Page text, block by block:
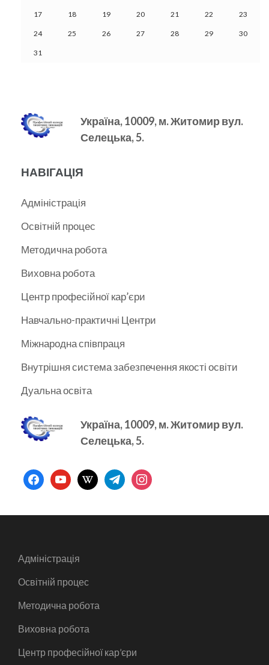
17 18 19 20 21 22 23
24 25 26 27 28 29 30
31
Україна, 10009, м.Житомир вул.
Селецька, 5.
НАВІГАЦІЯ
Адміністрація
Освітній процес
Методична робота
Виховна робота
Центр професійної кар’єри
Навчально-практичні Центри
Міжнародна співпраця
Внутрішня система забезпечення якості освіти
Дуальна освіта
Україна, 10009, м.Житомир вул.
Селецька, 5.
facebookyoutubewikipediatelegraminstagram
Адміністрація
Освітній процес
Методична робота
Виховна робота
Центр професійної кар’єри